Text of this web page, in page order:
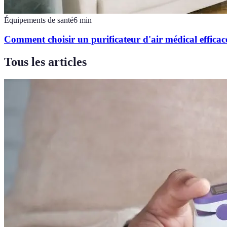
Équipements de santé6 min
Comment choisir un purificateur d'air médical
Tous les articles